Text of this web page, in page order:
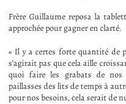
Frère Guillaume reposa la
approchée pour gagner en clarté.
« Il y a certes forte quantité de
s’agirait pas que cela aille
quoi faire les grabats de
paillasses des lits de temps à
pour nos besoins, cela serait de